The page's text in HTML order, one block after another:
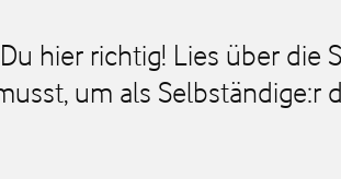
hier richtig! Lies über die
um als Selbständige:r